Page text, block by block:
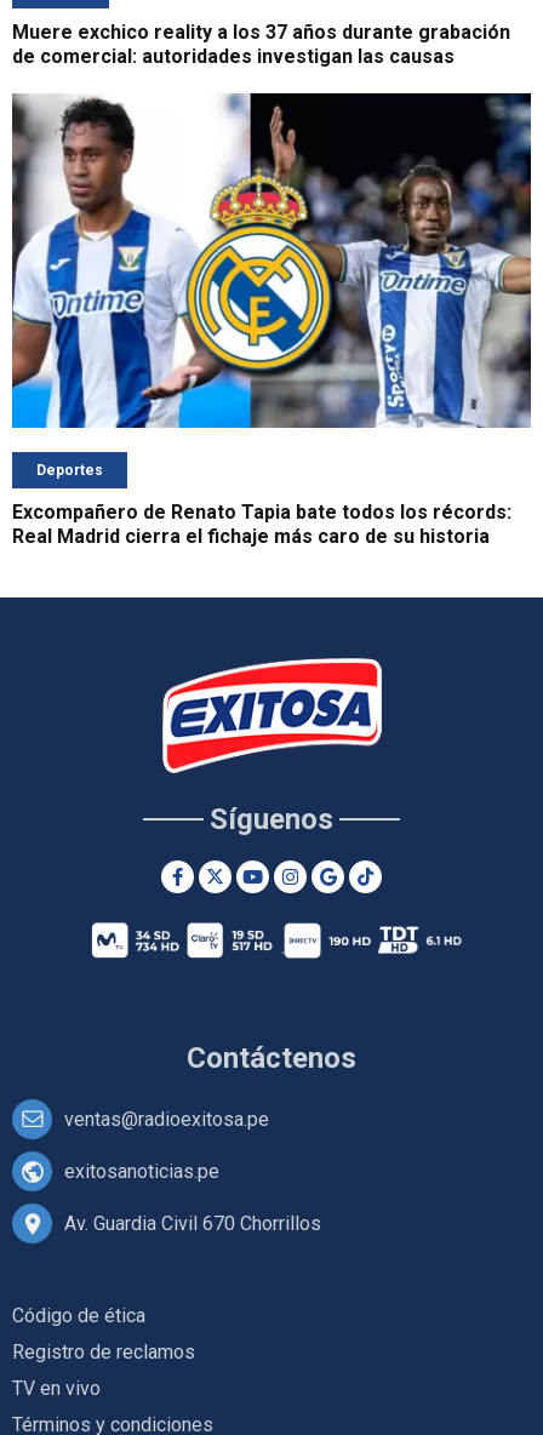
Muere exchico reality a los 37 años durante grabación
de comercial: autoridades investigan las causas
Deportes
Excompañero de Renato Tapia bate todos los récords:
Real Madrid cierra el fichaje más caro de su historia
Contáctenos
ventas@radioexitosa.pe
exitosanoticias.pe
Av. Guardia Civil 670 Chorrillos
Síguenos
Código de ética
Registro de reclamos
TV en vivo
Términos y condiciones